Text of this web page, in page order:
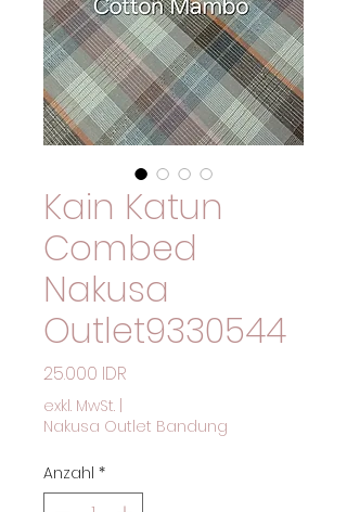
Kain Katun
Combed
Nakusa
Outlet9330544
25.000 IDR
exkl. MwSt.
Nakusa Outlet Bandung
Anzahl *